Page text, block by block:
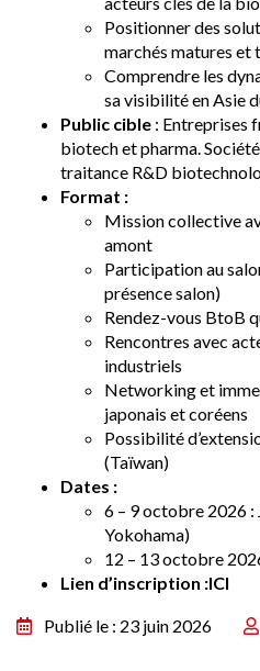
Positionner des
marchés matures et
Comprendre les
sa visibilité en Asie
Public cible : Entreprises
biotech et pharma.
traitance R&D
Format :
Mission collective
amont
Participation au
présence salon)
Rendez-vous BtoB
Rencontres avec
industriels
Networking et
japonais et coréens
Possibilité
(Taïwan)
Dates :
6 – 9 octobre 2026 :
Yokohama)
12 – 13 octobre
Lien d’inscription :ICI
Publié le : 23 juin 2026